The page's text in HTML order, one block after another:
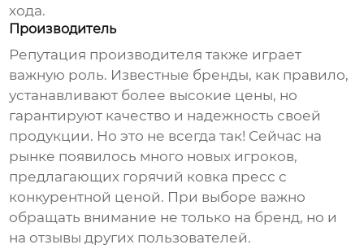
хода.
Производитель
Репутация производителя также играет
важную роль. Известные бренды, как правило,
устанавливают более высокие цены, но
гарантируют качество и надежность своей
продукции. Но это не всегда так! Сейчас на
рынке появилось много новых игроков,
предлагающих горячий ковка пресс с
конкурентной ценой. При выборе важно
обращать внимание не только на бренд, но и
на отзывы других пользователей.